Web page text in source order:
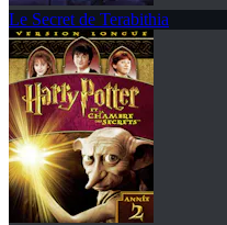
Le Secret de Terabithia